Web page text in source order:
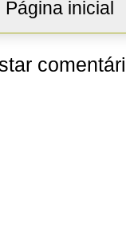
Página inicial